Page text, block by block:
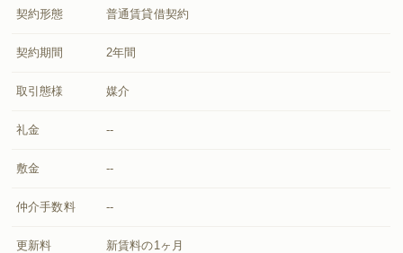
契約形態 普通賃貸借契約
契約期間 2年間
取引態様 媒介
礼金 --
敷金 --
仲介手数料 --
更新料 新賃料の1ヶ月